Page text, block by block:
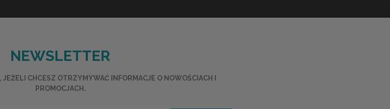
NEWSLETTER
JEŻELI CHCESZ OTRZYMYWAĆ INFORMACJE O NOWOŚCIACH I
PROMOCJACH.